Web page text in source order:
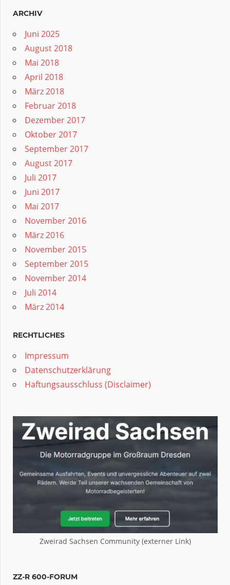
ARCHIV
Juni 2025
August 2018
Mai 2018
April 2018
März 2018
Februar 2018
Dezember 2017
Oktober 2017
September 2017
August 2017
Juli 2017
Juni 2017
Mai 2017
November 2016
März 2016
November 2015
September 2015
November 2014
Juli 2014
März 2014
RECHTLICHES
Impressum
Datenschutzerklärung
Haftungsausschluss (Disclaimer)
Zweirad Sachsen Community (externer Link)
ZZ-R 600-FORUM